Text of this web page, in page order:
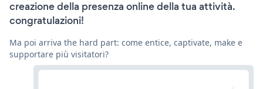
creazione della presenza online della tua attività.
congratulazioni!
Ma poi arriva the hard part: come entice, captivate, make e
supportare più visitatori?